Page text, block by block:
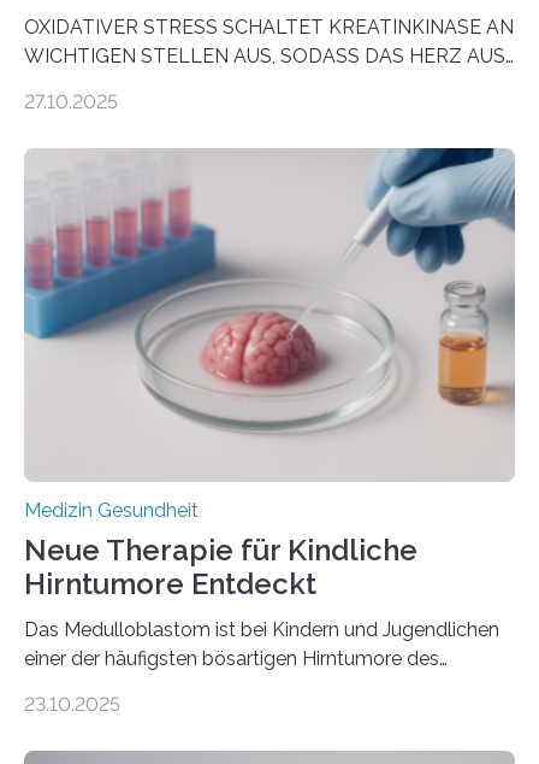
OXIDATIVER STRESS SCHALTET KREATINKINASE AN
WICHTIGEN STELLEN AUS, SODASS DAS HERZ AUS
aus dem Deutschen Zentrum für Herzinsuffizienz
im Journal Circulation, warum der Energietransport bei
der Hypertrophen Kardiomyopathie (HCM) versagen
kann und wie sich durch eine Verringerung der
Herzbelastung und des oxidativen Stresses
Rhythmusstörungen reduzieren lassen. Würzburg. Die
hypertrophe Kardiomyopathie (HCM) ist die häufigste
erblich bedingte Herzerkrankung. Sie führt dazu, dass
sich die linke Herzkammer verdickt, der Herzmuskel zu
stark kontrahiert…
27.10.2025
Medizin Gesundheit
Neue Therapie für Kindliche
Hirntumore Entdeckt
Das Medulloblastom ist bei Kindern und Jugendlichen
einer der häufigsten bösartigen Hirntumore des
Betroffenen können mit heutigen Methoden geheilt
23.10.2025